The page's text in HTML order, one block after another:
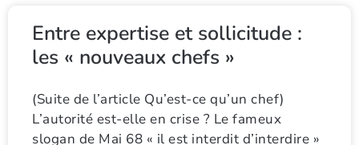
Entre expertise et sollicitude :
les « nouveaux chefs »
(Suite de l’article Qu’est-ce qu’un chef)
L’autorité est-elle en crise ? Le fameux
slogan de Mai 68 « il est interdit d’interdire »